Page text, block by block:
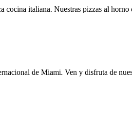
italiana. Nuestras pizzas al
de Miami. Ven y disfruta de